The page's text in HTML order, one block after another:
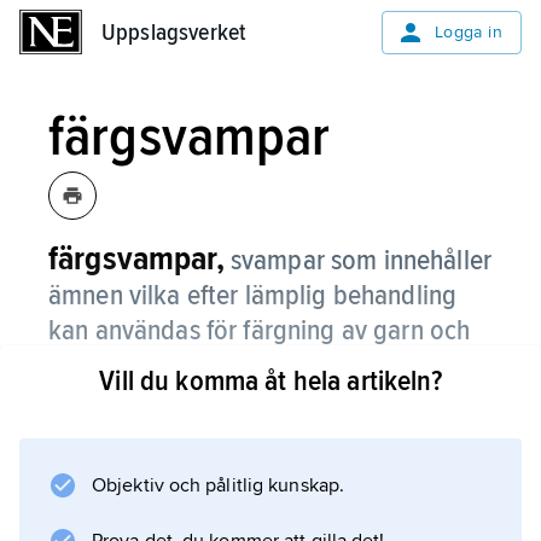
Uppslagsverket Logga in
färgsvampar
färgsvampar, svampar som innehåller
ämnen vilka efter lämplig behandling
kan användas för färgning av garn och
röda, orange, lila eller svarta färger),
Vill du komma åt hela artikeln?
Objektiv och pålitlig kunskap.